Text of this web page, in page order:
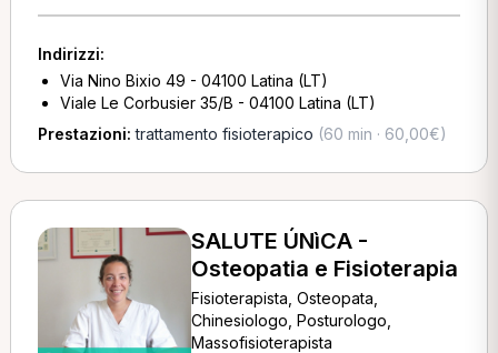
Indirizzi:
Via Nino Bixio 49 - 04100 Latina (LT)
Viale Le Corbusier 35/B - 04100 Latina (LT)
Prestazioni:trattamento fisioterapico (60 min · 60,00€)
SALUTE ÚNìCA -
Osteopatia e Fisioterapia
Fisioterapista, Osteopata,
Chinesiologo, Posturologo,
Massofisioterapista